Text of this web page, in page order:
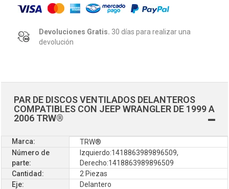
Devoluciones Gratis. 30 días para realizar una
devolución
PAR DE DISCOS VENTILADOS DELANTEROS
COMPATIBLES CON JEEP WRANGLER DE 1999 A
2006 TRW®
Marca:
TRW®
Número de
parte:
Izquierdo:1418863989896509,
Derecho:1418863989896509
Cantidad:
2 Piezas
Eje:
Delantero